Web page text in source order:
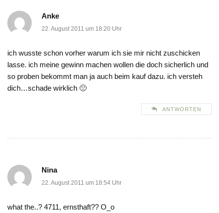
Anke
22. August 2011 um 18:20 Uhr
ich wusste schon vorher warum ich sie mir nicht zuschicken
lasse. ich meine gewinn machen wollen die doch sicherlich und
so proben bekommt man ja auch beim kauf dazu. ich versteh
dich…schade wirklich 🙁
ANTWORTEN
Nina
22. August 2011 um 18:54 Uhr
what the..? 4711, ernsthaft?? O_o